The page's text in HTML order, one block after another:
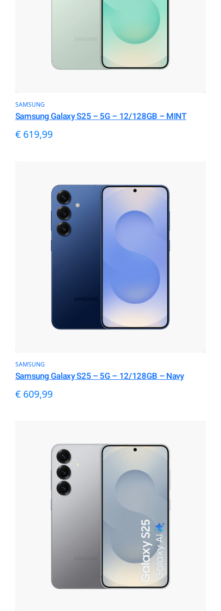
SAMSUNG
Samsung Galaxy S25 – 5G – 12/128GB – MINT
€619,99
SAMSUNG
Samsung Galaxy S25 – 5G – 12/128GB – Navy
€609,99